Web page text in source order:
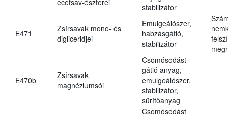
stabilizátor
E471
Zsírsavak mono- és
digliceridjei
Emulgeálószer,
habzásgátló,
stabilizátor
E470b
Zsírsavak
magnéziumsói
Csomósodást
gátló anyag,
emulgeálószer,
stabilizátor,
sűrítőanyag
Csomósodást